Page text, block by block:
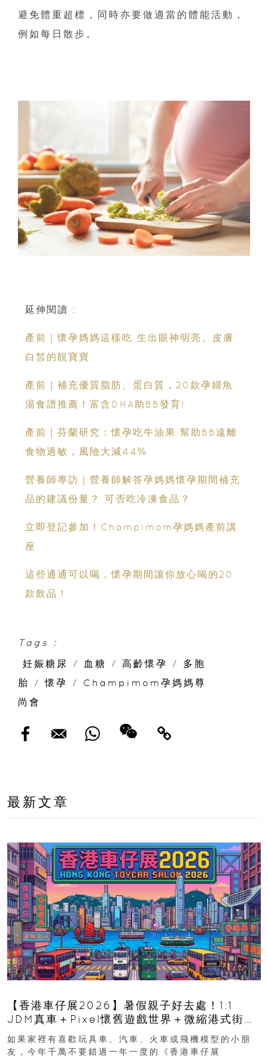
避免體重超標，同時亦要做適當的體能活動，
例如每日散步。
延伸閱讀 :
產前｜懷孕媽媽這樣吃 生出眼神明亮、皮膚
白皙的靚寶寶
產前｜補充優質脂肪、蛋白質，20款孕婦魚
湯食譜推薦！富含DHA助BB發育!
產前｜芬蘭研究：懷孕吃牛油果 幫助BB遠離
食物過敏，風險大減44%
營養師專訪｜營養師解答孕媽媽懷孕期間補充
品的建議份量？ 可否吃冷凍食品？
立即登記參加！Champimom孕媽媽產前講
座
這些通通可以喝，懷孕期間讓你放心喝的20
款飲品！
Tags :
妊娠糖尿
/ 血糖 / 高齡懷孕 /
多胞
胎
/ 懷孕 /
Champimom孕媽媽尊
尚會
最新文章
【香港車仔展2026】暑假親子好去處！1:1
JDM真車＋Pixel懷舊遊戲世界＋微縮港式街景
8月灣仔登場 車迷家庭必去！
如果家裡有喜歡玩具車、汽車、火車或飛機模型的小朋
友，今年千萬不要錯過一年一度的《香港車仔展